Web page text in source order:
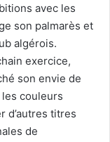
avec les
son palmarès et
algérois.
exercice,
son envie de
couleurs
d’autres titres
de